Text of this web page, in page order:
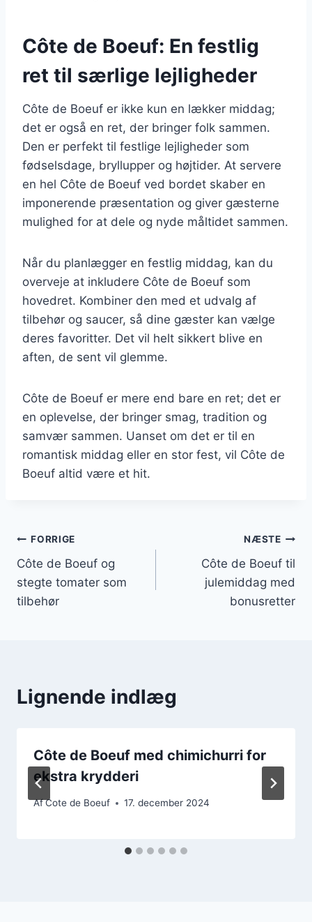
Côte de Boeuf: En festlig
ret til særlige lejligheder
Côte de Boeuf er ikke kun en lækker middag;
det er også en ret, der bringer folk sammen.
Den er perfekt til festlige lejligheder som
fødselsdage, bryllupper og højtider. At servere
en hel Côte de Boeuf ved bordet skaber en
imponerende præsentation og giver gæsterne
mulighed for at dele og nyde måltidet sammen.
Når du planlægger en festlig middag, kan du
overveje at inkludere Côte de Boeuf som
hovedret. Kombiner den med et udvalg af
tilbehør og saucer, så dine gæster kan vælge
deres favoritter. Det vil helt sikkert blive en
aften, de sent vil glemme.
Côte de Boeuf er mere end bare en ret; det er
en oplevelse, der bringer smag, tradition og
samvær sammen. Uanset om det er til en
romantisk middag eller en stor fest, vil Côte de
Boeuf altid være et hit.
Indlægsnavigation
FORRIGE
Côte de Boeuf og
stegte tomater som
tilbehør
NÆSTE
Côte de Boeuf til
julemiddag med
bonusretter
Lignende indlæg
Côte de Boeuf med chimichurri for
ekstra krydderi
AfCote de Boeuf 17. december 2024